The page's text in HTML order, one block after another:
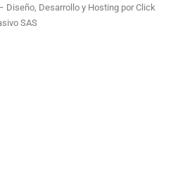
Diseño, Desarrollo y Hosting porClick
SAS